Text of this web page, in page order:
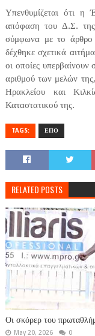
Υπενθυμίζεται ότι η
απόφαση του Δ.Σ.
σύμφωνα με το
δέχθηκε σχετικά
οι οποίες
αριθμού των μελών
Ηρακλείου και
Καταστατικού της.
TAGS: ΕΠΟ
RELATED POSTS
Οι σκόρερ του
May 20, 2026 0